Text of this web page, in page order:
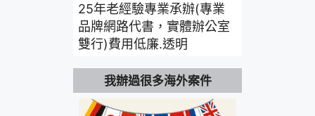
25年老經驗專業承辦(專業
品牌網路代書，實體辦公室
雙行)費用低廉.透明
我辦過很多海外案件